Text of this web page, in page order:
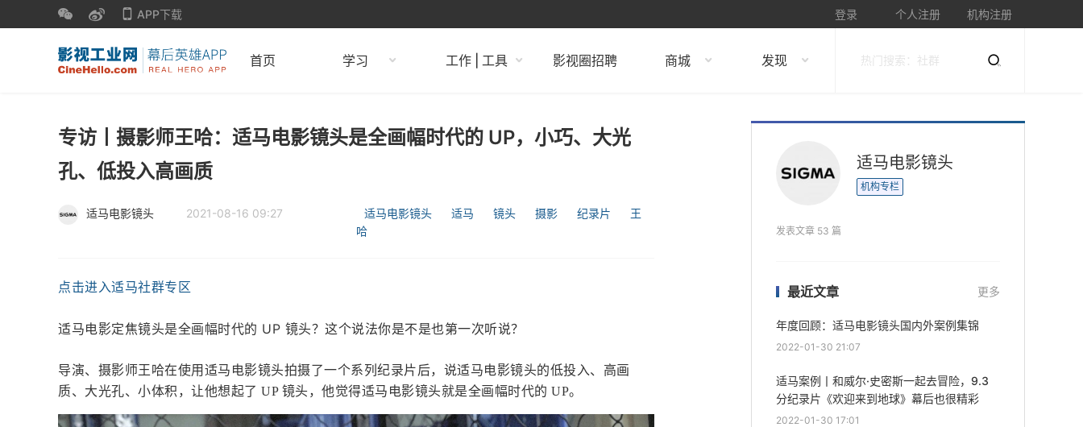
APP下载 登录 个人注册 机构注册
首页 学习 工作 | 工具 影视圈招聘 商城 发现
专访丨摄影师王哈：适马电影镜头是全画幅时代的 UP，小巧、大光
孔、低投入高画质
适马电影镜头 2021-08-16 09:27 适马电影镜头 适马 镜头 摄影 纪录片
王
哈
点击进入适马社群专区
​适马电影定焦镜头是全画幅时代的 UP 镜头？这个说法你是不是也第一次听说？
导演、摄影师王哈在使用适马电影镜头拍摄了一个系列纪录片后，说适马电影镜头的低投入、高画
质、大光孔、小体积，让他想起了 UP 镜头，他觉得适马电影镜头就是全画幅时代的 UP。
适马电影镜头
机构专栏
发表文章 53 篇
最近文章 更多
年度回顾：适马电影镜头国内外案例集锦
2022-01-30 21:07
适马案例丨和威尔·史密斯一起去冒险，9.3
分纪录片《欢迎来到地球》幕后也很精彩
2022-01-30 17:01